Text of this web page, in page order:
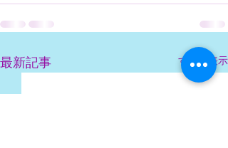
最新記事 すべて表示